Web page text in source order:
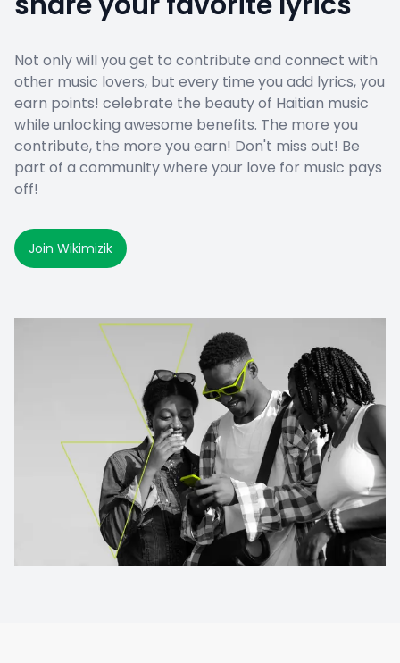
Not only will you get to contribute and connect with
other music lovers, but every time you add lyrics, you
earn points! celebrate the beauty of Haitian music
while unlocking awesome benefits. The more you
contribute, the more you earn! Don't miss out! Be
part of a community where your love for music pays
off!
Join Wikimizik